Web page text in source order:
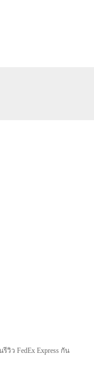
วิว FedEx Express กัน